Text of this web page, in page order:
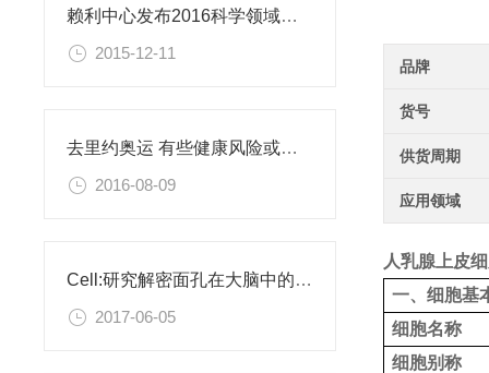
赖利中心发布2016科学领域年度伦理困境
2015-12-11
去里约奥运 有些健康风险或许你需要了解
2016-08-09
Cell:研究解密面孔在大脑中的编码
2017-06-05
品牌
货号
供货周期
应用领域
人乳腺上皮
一、细胞基
细胞名称
细胞别称